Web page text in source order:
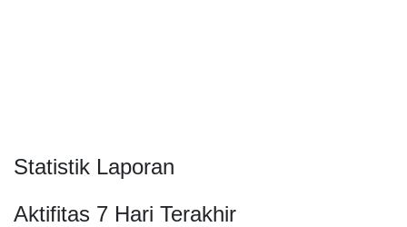
Statistik Laporan
Aktifitas 7 Hari Terakhir